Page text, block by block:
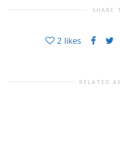
SHARE
2 likes
RELATED